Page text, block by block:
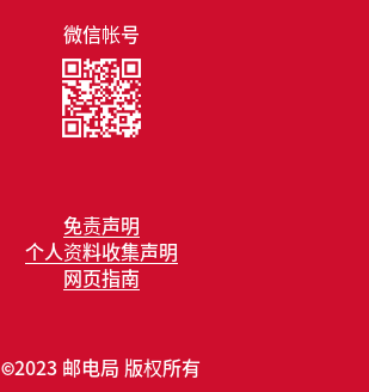
免责声明
个人资料收集声明
网页指南
微信帐号
©2023 邮电局 版权所有